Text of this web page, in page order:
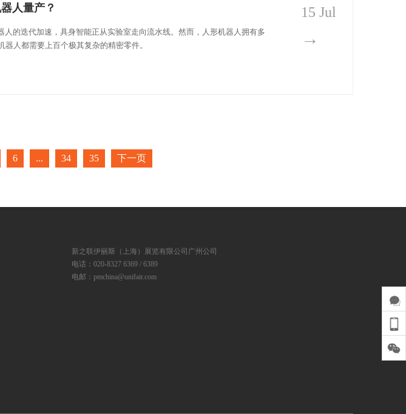
人量产？
人的迭代加速，具身智能正从实验室走向流水线。然而，人形机器人拥有多
人都需要上百个极其复杂的精密零件。
15 Jul
→
6 ... 34 35 下一页
新之联伊丽斯（上海）展览有限公司广州公司
电话：020-8327 6369 / 6389
电邮：pmchina@unifair.com